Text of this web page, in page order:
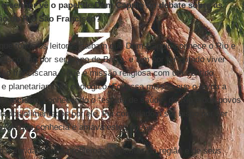
senhor vê o papel de Dom Cappio no debate sobre as
do Rio São Francisco?
todos os leitores saibam que Dom Cappio conhece o Rio e
não por ser bispo de Barra, e sim por ter optado viver
franciscana – que é missão religiosa com um sentido
planetariamente ecológico. Foi essa missão que o levou a
, conhecendo o “estado de saúde” do Rio e dos povos
alimentados por ele. Foi convidado a ser bispo por ser
que conhecia e amava estes povos.
autoridade” dos problemas e dilemas da região e de seus